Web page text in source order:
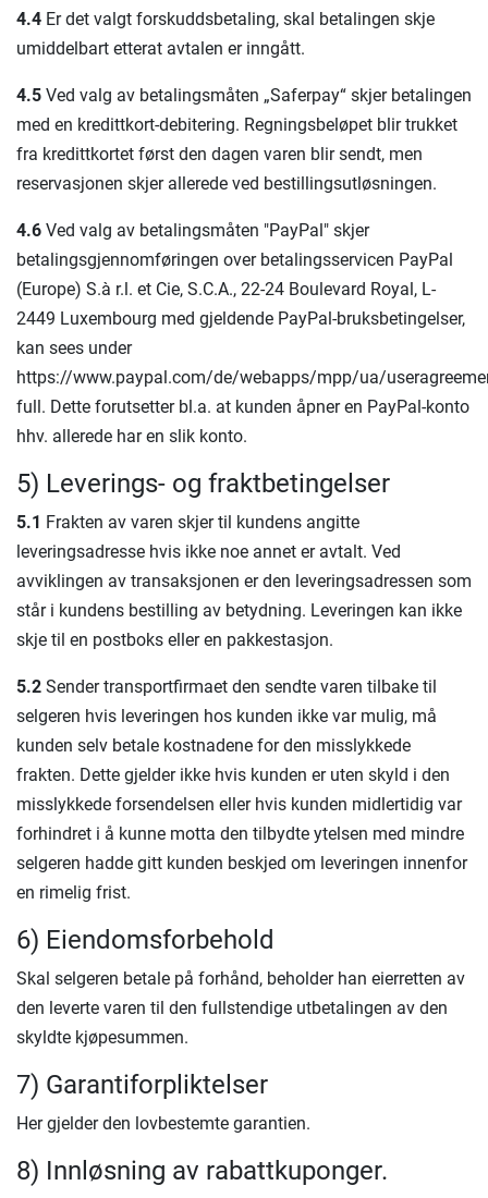
4.4 Er det valgt forskuddsbetaling, skal betalingen skje
umiddelbart etterat avtalen er inngått.
4.5 Ved valg av betalingsmåten „Saferpay“ skjer betalingen
med en kredittkort-debitering. Regningsbeløpet blir trukket
fra kredittkortet først den dagen varen blir sendt, men
reservasjonen skjer allerede ved bestillingsutløsningen.
4.6 Ved valg av betalingsmåten "PayPal" skjer
betalingsgjennomføringen over betalingsservicen PayPal
(Europe) S.à r.l. et Cie, S.C.A., 22-24 Boulevard Royal, L-
2449 Luxembourg med gjeldende PayPal-bruksbetingelser,
kan sees under
https://www.paypal.com/de/webapps/mpp/ua/
full. Dette forutsetter bl.a. at kunden åpner en PayPal-konto
hhv. allerede har en slik konto.
5) Leverings- og fraktbetingelser
5.1 Frakten av varen skjer til kundens angitte
leveringsadresse hvis ikke noe annet er avtalt. Ved
avviklingen av transaksjonen er den leveringsadressen som
står i kundens bestilling av betydning. Leveringen kan ikke
skje til en postboks eller en pakkestasjon.
5.2 Sender transportfirmaet den sendte varen tilbake til
selgeren hvis leveringen hos kunden ikke var mulig, må
kunden selv betale kostnadene for den misslykkede
frakten. Dette gjelder ikke hvis kunden er uten skyld i den
misslykkede forsendelsen eller hvis kunden midlertidig var
forhindret i å kunne motta den tilbydte ytelsen med mindre
selgeren hadde gitt kunden beskjed om leveringen innenfor
en rimelig frist.
6) Eiendomsforbehold
Skal selgeren betale på forhånd, beholder han eierretten av
den leverte varen til den fullstendige utbetalingen av den
skyldte kjøpesummen.
7) Garantiforpliktelser
Her gjelder den lovbestemte garantien.
8) Innløsning av rabattkuponger.